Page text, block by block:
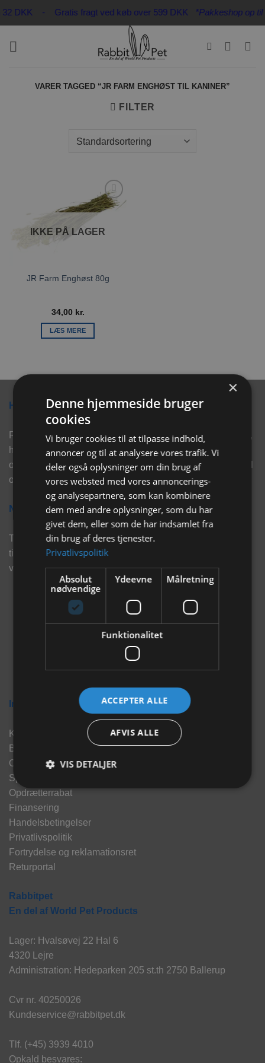
Fortsæt
32 DKK - Gratis fragt ved køb over 599 DKK *Pakkeshop op til
VARER TAGGED “JR FARM ENGHØST TIL KANINER”
FILTER
Tilføj til
ønskeliste
IKKE PÅ LAGER
JR Farm Enghøst 80g
34,00 kr.
LÆS MERE
Hvorfor vælge Rabbitpet?
Rabbitpet sælger ikke kun kvalitetsprodukter såsom, foder,
hø, aktivering, strøelse mm. til vores kunder. Vi hjælper
også med rådgivning, så tøv ikke med at skrive eller ring til
os for hjælp..
Nyhedsbrev
Tilmeld dig vores nyhedsbrev og eksklusive tilbud og få
tilbud på mail før andre gør. Vi vil holde dig opdateret med
vores seneste information, produkter og tilbud.
Information
Kontakt
Brand
Om os
Sponsorater
Opdrætterrabat
Finansering
Handelsbetingelser
Privatlivspolitik
Fortrydelse og reklamationsret
Returportal
Rabbitpet
En del af World Pet Products
Lager: Hvalsøvej 22 Hal 6
4320 Lejre
Administration: Hedeparken 205 st.th 2750 Ballerup
Cvr nr. 40250026
Kundeservice@rabbitpet.dk
Tlf. (+45) 3939 4010
Opkald besvares:
×
Denne hjemmeside bruger
cookies
Vi bruger cookies til at tilpasse indhold,
annoncer og til at analysere vores trafik. Vi
deler også oplysninger om din brug af
vores websted med vores annoncerings-
og analysepartnere, som kan kombinere
dem med andre oplysninger, som du har
givet dem, eller som de har indsamlet fra
din brug af deres tjenester.
Privatlivspolitik
Absolut
nødvendige
Ydeevne Målretning
Funktionalitet
ACCEPTER ALLE
AFVIS ALLE
VIS DETALJER